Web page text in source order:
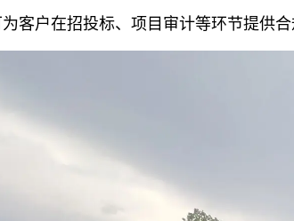
客户在招投标、项目审计等环节提供合